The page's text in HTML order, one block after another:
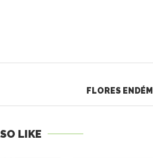
FLORES
LIKE